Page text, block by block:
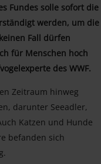
Fundes solle sofort die
werden, um die
Fall dürfen
für Menschen hoch
des WWF.
Zeitraum hinweg
darunter Seeadler,
Katzen und Hunde
befanden sich